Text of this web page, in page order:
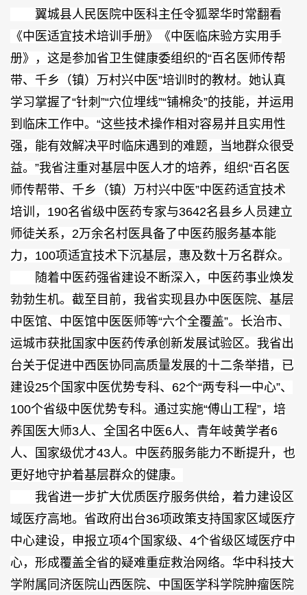
翼城县人民医院中医科主任令狐翠华时常翻看
《中医适宜技术培训手册》《中医临床验方实用手
册》，这是参加省卫生健康委组织的“百名医师传帮
带、千乡（镇）万村兴中医”培训时的教材。她认真
学习掌握了“针刺”“穴位埋线”“铺棉灸”的技能，并运用
到临床工作中。“这些技术操作相对容易并且实用性
强，能有效解决平时临床遇到的难题，当地群众很受
益。”我省注重对基层中医人才的培养，组织“百名医
师传帮带、千乡（镇）万村兴中医”中医药适宜技术
培训，190名省级中医药专家与3642名县乡人员建立
师徒关系，2万余名村医具备了中医药服务基本能
力，100项适宜技术下沉基层，惠及数十万名群众。
随着中医药强省建设不断深入，中医药事业焕发
勃勃生机。截至目前，我省实现县办中医医院、基层
中医馆、中医馆中医医师等“六个全覆盖”。长治市、
运城市获批国家中医药传承创新发展试验区。我省出
台关于促进中西医协同高质量发展的十二条举措，已
建设25个国家中医优势专科、62个“两专科一中心”、
100个省级中医优势专科。通过实施“傅山工程”，培
养国医大师3人、全国名中医6人、青年岐黄学者6
人、国家级优才43人。中医药服务能力不断提升，也
更好地守护着基层群众的健康。
我省进一步扩大优质医疗服务供给，着力建设区
域医疗高地。省政府出台36项政策支持国家区域医疗
中心建设，申报立项4个国家级、4个省级区域医疗中
心，形成覆盖全省的疑难重症救治网络。华中科技大
学附属同济医院山西医院、中国医学科学院肿瘤医院